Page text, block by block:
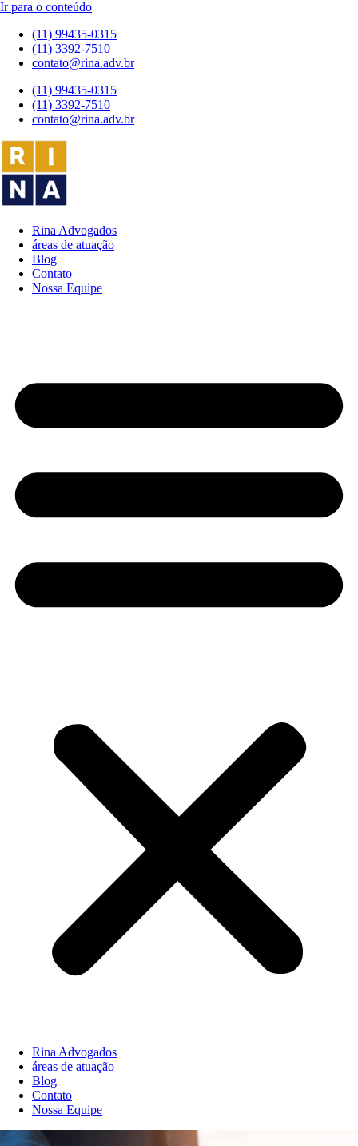
Ir para o conteúdo
(11) 99435-0315
(11) 3392-7510
contato@rina.adv.br
(11) 99435-0315
(11) 3392-7510
contato@rina.adv.br
Rina Advogados
áreas de atuação
Blog
Contato
Nossa Equipe
Rina Advogados
áreas de atuação
Blog
Contato
Nossa Equipe